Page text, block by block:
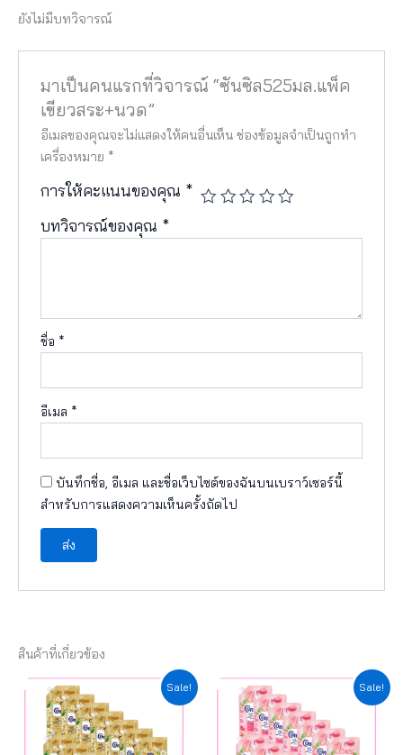
ยังไม่มีบทวิจารณ์
มาเป็นคนแรกที่วิจารณ์ “ซันซิล525มล.แพ็ค
เขียวสระ+นวด”
อีเมลของคุณจะไม่แสดงให้คนอื่นเห็น ช่องข้อมูลจำเป็นถูกทำ
เครื่องหมาย *
การให้คะแนนของคุณ *
บทวิจารณ์ของคุณ *
ชื่อ *
อีเมล *
บันทึกชื่อ, อีเมล และชื่อเว็บไซต์ของฉันบนเบราว์เซอร์นี้
สำหรับการแสดงความเห็นครั้งถัดไป
สินค้าที่เกี่ยวข้อง
Sale!
Original
price
was:
฿90.00.
Current
is:
฿81.00.
Sale!
Original
price
was:
฿89.00.
Current
is:
฿80.10.